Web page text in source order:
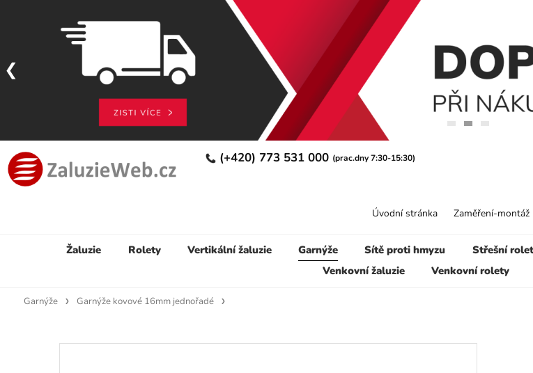
(+420) 773 531 000 (prac.dny 7:30-15:30)
Žaluzie Rolety Vertikální žaluzie Garnýže Sítě proti hmyzu Střešní
Venkovní žaluzie
Venkovní rolety
Úvodní stránka Zaměření-montáž
Garnýže Garnýže kovové 16mm jednořadé